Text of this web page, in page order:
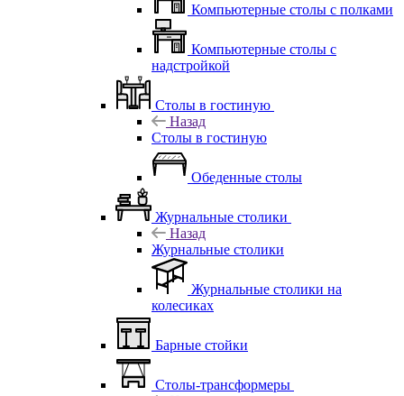
Компьютерные столы с полками
Компьютерные столы с
надстройкой
Столы в гостиную
Назад
Столы в гостиную
Обеденные столы
Журнальные столики
Назад
Журнальные столики
Журнальные столики на
колесиках
Барные стойки
Столы-трансформеры